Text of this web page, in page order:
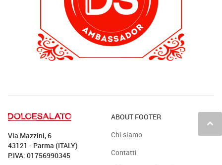
keyboard_arrow_up
Via Mazzini, 6
43121 - Parma (ITALY)
P.IVA: 01756990345
ABOUT FOOTER
Chi siamo
Contatti